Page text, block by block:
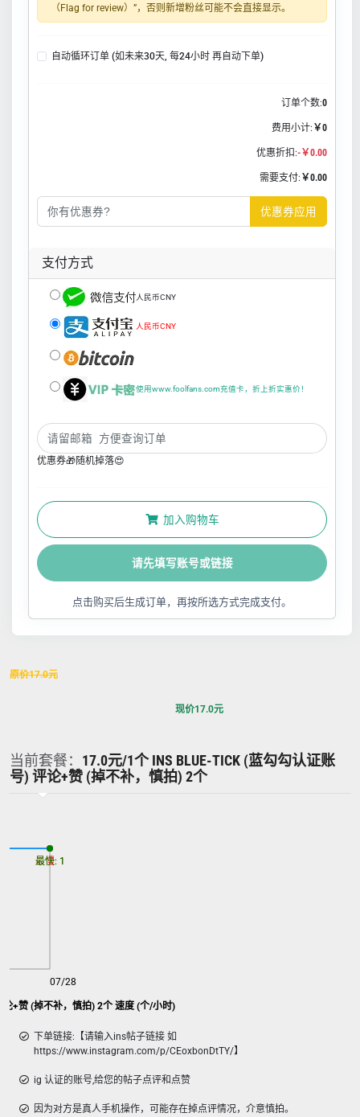
（Flag for review）”，否则新增粉丝可能不会直接显示。
自动循环订单 (如未来30天, 每24小时 再自动下单)
订单个数:0
费用小计: ￥0
优惠折扣:-￥0.00
需要支付: ￥0.00
优惠券应用
支付方式
人民币CNY
人民币CNY
使用www.foolfans.com充值卡，折上折实惠价！
优惠券🎁随机掉落😍
加入购物车
请先填写账号或链接
点击购买后生成订单，再按所选方式完成支付。
原价17.0元
现价17.0元
当前套餐： 17.0元/1个 INS BLUE-TICK (蓝勾勾认证账
号) 评论+赞 (掉不补，慎拍) 2个
Ins Blue-tick (蓝勾勾认证账号) 评论+赞 (掉不补，慎拍) 2个 速度 (个/小时)
07/28
最慢: 1
最快: 1
下单链接:【请输入ins帖子链接 如
https://www.instagram.com/p/CEoxbonDtTY/】
ig 认证的账号,给您的帖子点评和点赞
因为对方是真人手机操作，可能存在掉点评情况，介意慎拍。